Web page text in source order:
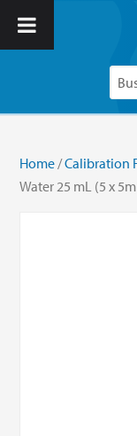
Home /Calibration
Water 25 mL (5 x